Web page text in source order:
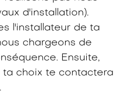
d'installation).
l'installateur de ta
chargeons de
Ensuite,
ta choix te contactera